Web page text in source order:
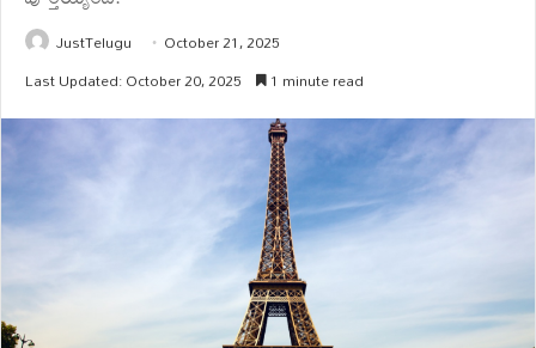
JustTelugu
October 21, 2025
Last Updated: October 20, 2025
1 minute read